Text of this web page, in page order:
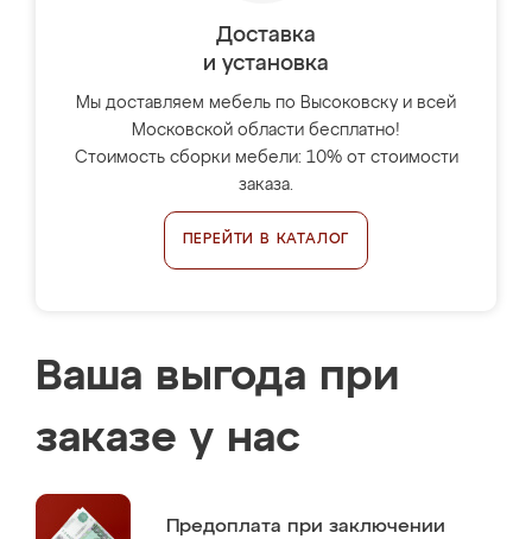
Доставка
и установка
Мы доставляем мебель по Высоковску и всей
Московской области бесплатно!
Стоимость сборки мебели: 10% от стоимости
заказа.
ПЕРЕЙТИ В КАТАЛОГ
Ваша выгода при
заказе у нас
Предоплата при заключении